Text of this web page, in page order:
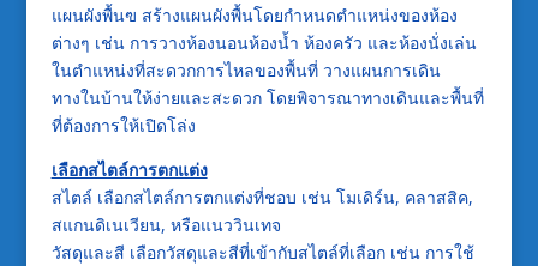
แผนผังพื้นฃ สร้างแผนผังพื้นโดยกำหนดตำแหน่งของห้อง
ต่างๆ เช่น การวางห้องนอนห้องน้ำ ห้องครัว และห้องนั่งเล่น
ในตำแหน่งที่สะดวกการไหลของพื้นที่ วางแผนการเดิน
ทางในบ้านให้ง่ายและสะดวก โดยพิจารณาทางเดินและพื้นที่
ที่ต้องการให้เปิดโล่ง
เลือกสไตล์การตกแต่ง
สไตล์ เลือกสไตล์การตกแต่งที่ชอบ เช่น โมเดิร์น, คลาสสิค,
สแกนดิเนเวียน, หรือแนววินเทจ
วัสดุและสี เลือกวัสดุและสีที่เข้ากับสไตล์ที่เลือก เช่น การใช้